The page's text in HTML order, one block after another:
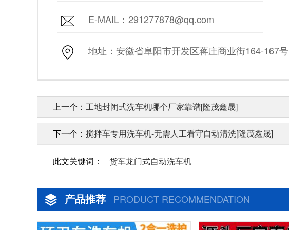
E-MAIL：291277878@qq.com
地址：安徽省阜阳市开发区蒋庄商业街164-167号
上一个： 工地封闭式洗车机哪个厂家靠谱[隆茂鑫晟]
下一个： 搅拌车专用洗车机-无需人工看守自动清洗[隆茂鑫晟]
此文关键词： 货车龙门式自动洗车机
产品推荐 PRODUCT RECOMMENDATION